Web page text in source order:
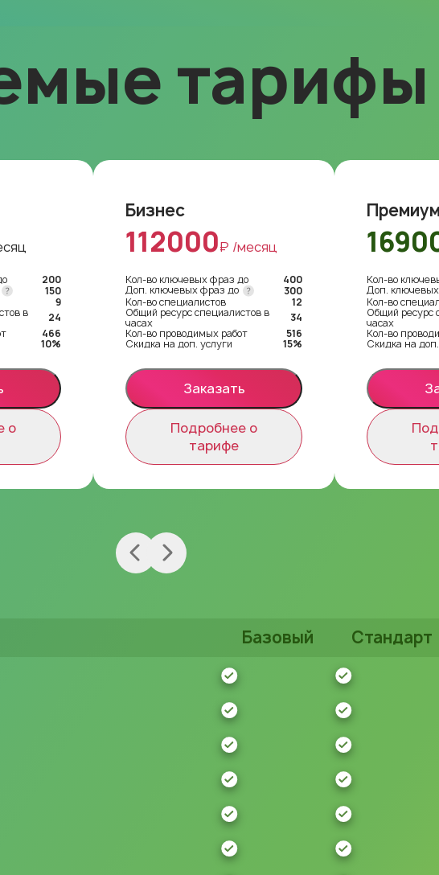
тарифы
200
150
9
в
24
466
10%
о
Бизнес
112000₽ /месяц
Кол-во ключевых фраз до 400
Доп. ключевых фраз до
300
Кол-во специалистов
12
Общий ресурс специалистов в
часах
34
Кол-во проводимых работ
516
Скидка на доп. услуги 15%
Заказать
Подробнее о
тарифе
Премиум
Кол-во
Доп.
Кол-во
Общий ресурс
часах
Кол-во
Скидка на
Базовый Стандарт